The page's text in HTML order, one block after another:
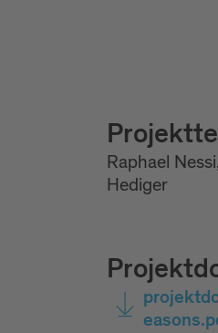
Raphael
Hediger